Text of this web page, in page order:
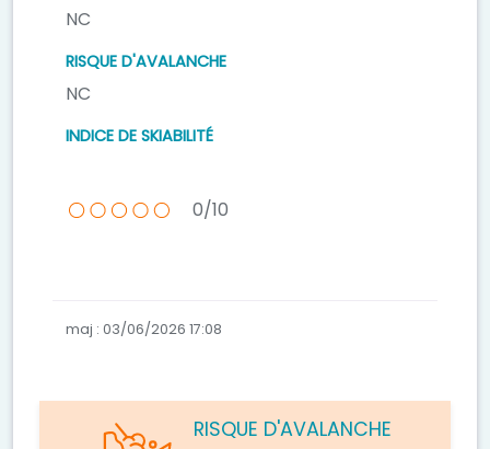
NC
RISQUE D'AVALANCHE
NC
INDICE DE SKIABILITÉ
0/10
maj : 03/06/2026 17:08
RISQUE D'AVALANCHE